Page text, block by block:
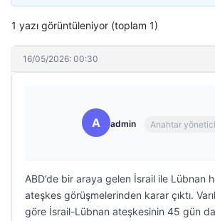
1 yazı görüntüleniyor (toplam 1)
16/05/2026: 00:30
A admin Anahtar yönetici
ABD’de bir araya gelen İsrail ile Lübnan
ateşkes görüşmelerinden karar çıktı.
göre İsrail-Lübnan ateşkesinin 45 gün